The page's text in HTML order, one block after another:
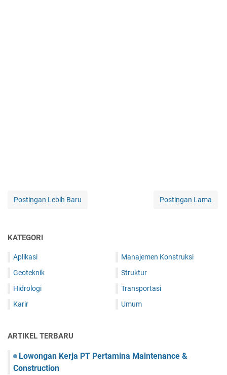
Postingan Lebih Baru Postingan Lama
KATEGORI
Aplikasi
Geoteknik
Hidrologi
Karir
Manajemen Konstruksi
Struktur
Transportasi
Umum
ARTIKEL TERBARU
Lowongan Kerja PT Pertamina Maintenance &
Construction